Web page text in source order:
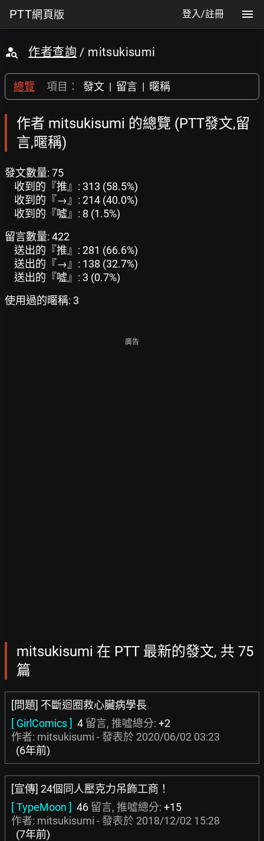
PTT網頁版 登入/註冊
作者查詢 / mitsukisumi
總覽 項目： 發文 | 留言 | 暱稱
作者 mitsukisumi 的總覽 (PTT發文,留
言,暱稱)
發文數量: 75
收到的『推』: 313 (58.5%)
收到的『→』: 214 (40.0%)
收到的『噓』: 8 (1.5%)
留言數量: 422
送出的『推』: 281 (66.6%)
送出的『→』: 138 (32.7%)
送出的『噓』: 3 (0.7%)
使用過的暱稱: 3
廣告
mitsukisumi 在 PTT 最新的發文, 共 75
篇
[問題] 不斷迴圈救心臟病學長
[ GirlComics ] 4 留言, 推噓總分: +2
作者: mitsukisumi - 發表於 2020/06/02 03:23
(6年前)
[宣傳] 24個同人壓克力吊飾工商！
[ TypeMoon ] 46 留言, 推噓總分: +15
作者: mitsukisumi - 發表於 2018/12/02 15:28
(7年前)